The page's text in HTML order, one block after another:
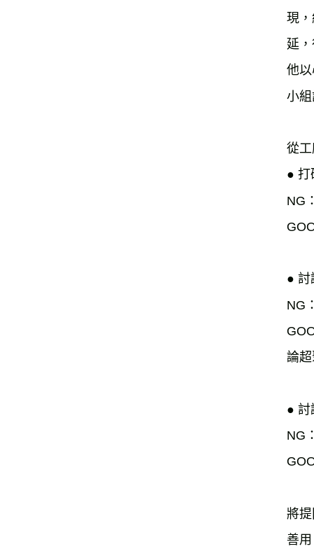
現
延
他
小
從
● 打
NG
● 討
NG
論
● 討
NG
將
善